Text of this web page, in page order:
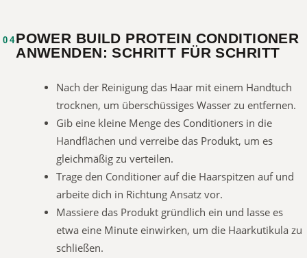
04POWER BUILD PROTEIN CONDITIONER
ANWENDEN: SCHRITT FÜR SCHRITT
Nach der Reinigung das Haar mit einem Handtuch
trocknen, um überschüssiges Wasser zu entfernen.
Gib eine kleine Menge des Conditioners in die
Handflächen und verreibe das Produkt, um es
gleichmäßig zu verteilen.
Trage den Conditioner auf die Haarspitzen auf und
arbeite dich in Richtung Ansatz vor.
Massiere das Produkt gründlich ein und lasse es
etwa eine Minute einwirken, um die Haarkutikula zu
schließen.